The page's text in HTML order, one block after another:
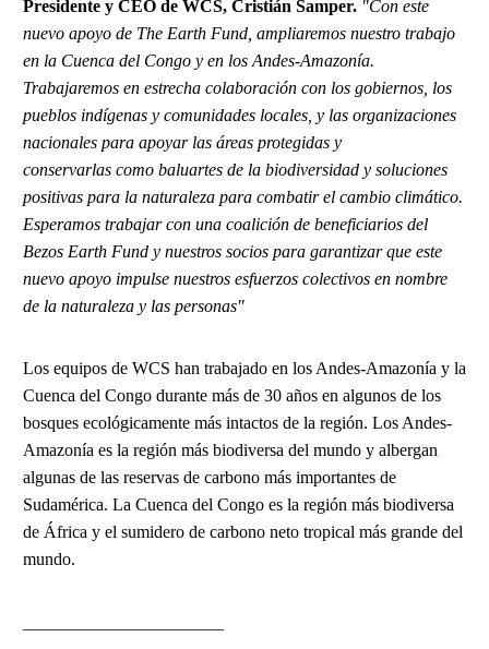
Presidente y CEO de WCS, Cristián Samper. "Con este
nuevo apoyo de The Earth Fund, ampliaremos nuestro trabajo
en la Cuenca del Congo y en los Andes-Amazonía.
Trabajaremos en estrecha colaboración con los gobiernos, los
pueblos indígenas y comunidades locales, y las organizaciones
nacionales para apoyar las áreas protegidas y
conservarlas como baluartes de la biodiversidad y soluciones
positivas para la naturaleza para combatir el cambio climático.
Esperamos trabajar con una coalición de beneficiarios del
Bezos Earth Fund y nuestros socios para garantizar que este
nuevo apoyo impulse nuestros esfuerzos colectivos en nombre
de la naturaleza y las personas"
Los equipos de WCS han trabajado en los Andes-Amazonía y la
Cuenca del Congo durante más de 30 años en algunos de los
bosques ecológicamente más intactos de la región. Los Andes-
Amazonía es la región más biodiversa del mundo y albergan
algunas de las reservas de carbono más importantes de
Sudamérica. La Cuenca del Congo es la región más biodiversa
de África y el sumidero de carbono neto tropical más grande del
mundo.